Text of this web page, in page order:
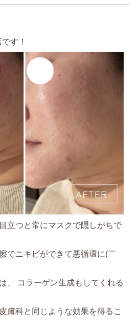
す！
立つと常にマスクで隠しがちで
でニキビができて悪循環に(￣
、 コラーゲン生成もしてくれる
膚科と同じような効果を得るこ